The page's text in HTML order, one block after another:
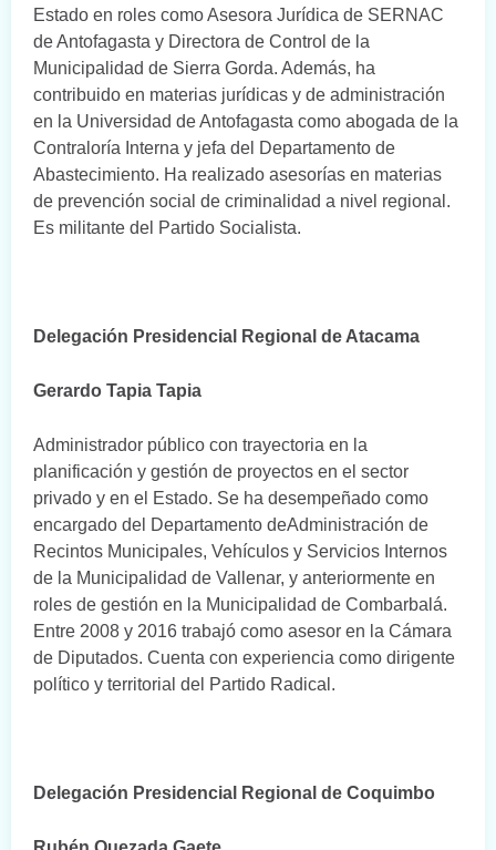
Estado en roles como Asesora Jurídica de SERNAC
de Antofagasta y Directora de Control de la
Municipalidad de Sierra Gorda. Además, ha
contribuido en materias jurídicas y de administración
en la Universidad de Antofagasta como abogada de la
Contraloría Interna y jefa del Departamento de
Abastecimiento. Ha realizado asesorías en materias
de prevención social de criminalidad a nivel regional.
Es militante del Partido Socialista.
Delegación Presidencial Regional de Atacama
Gerardo Tapia Tapia
Administrador público con trayectoria en la
planificación y gestión de proyectos en el sector
privado y en el Estado. Se ha desempeñado como
encargado del Departamento deAdministración de
Recintos Municipales, Vehículos y Servicios Internos
de la Municipalidad de Vallenar, y anteriormente en
roles de gestión en la Municipalidad de Combarbalá.
Entre 2008 y 2016 trabajó como asesor en la Cámara
de Diputados. Cuenta con experiencia como dirigente
político y territorial del Partido Radical.
Delegación Presidencial Regional de Coquimbo